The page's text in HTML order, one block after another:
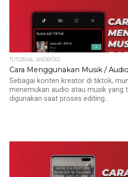
TUTORIAL ANDROID
Cara Menggunakan Musik /
Sebagai konten kreator di tiktok,
menemukan audio atau musik yang
digunakan saat proses editing...